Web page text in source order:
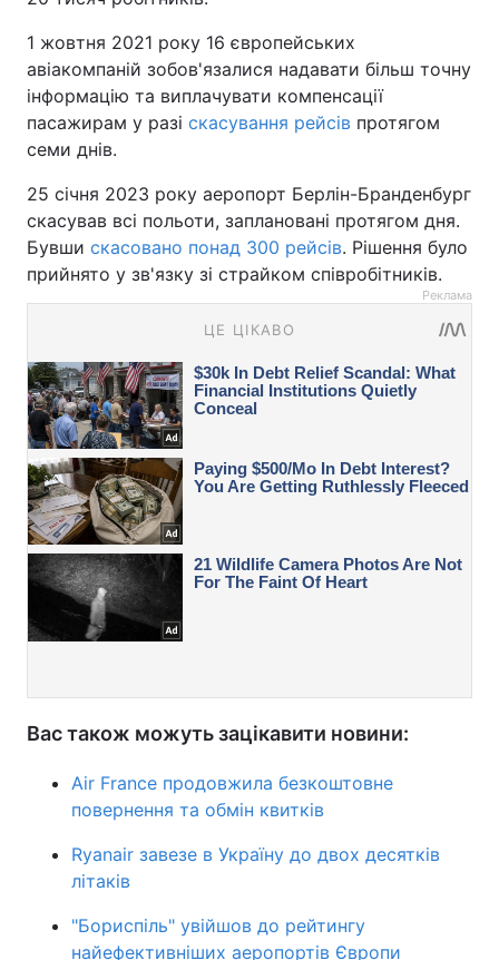
1 жовтня 2021 року 16 європейських
авіакомпаній зобов'язалися надавати більш точну
інформацію та виплачувати компенсації
пасажирам у разі скасування рейсів протягом
семи днів.
25 січня 2023 року аеропорт Берлін-Бранденбург
скасував всі польоти, заплановані протягом дня.
Бувши скасовано понад 300 рейсів. Рішення було
прийнято у зв'язку зі страйком співробітників.
Реклама
Вас також можуть зацікавити новини:
Air France продовжила безкоштовне
повернення та обмін квитків
Ryanair завезе в Україну до двох десятків
літаків
"Бориспіль" увійшов до рейтингу
найефективніших аеропортів Європи